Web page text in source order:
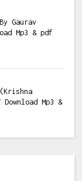
Gaurav
Mp3 & pdf
Download Mp3 &